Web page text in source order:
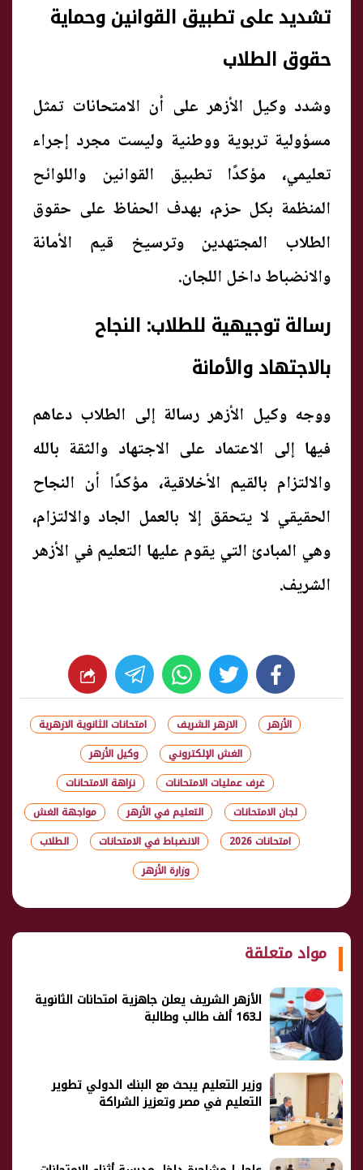
تشديد على تطبيق القوانين وحماية
حقوق الطلاب
وشدد وكيل الأزهر على أن الامتحانات تمثل
مسؤولية تربوية ووطنية وليست مجرد إجراء
تعليمي، مؤكدًا تطبيق القوانين واللوائح
المنظمة بكل حزم، بهدف الحفاظ على حقوق
الطلاب المجتهدين وترسيخ قيم الأمانة
والانضباط داخل اللجان.
رسالة توجيهية للطلاب: النجاح
بالاجتهاد والأمانة
ووجه وكيل الأزهر رسالة إلى الطلاب دعاهم
فيها إلى الاعتماد على الاجتهاد والثقة بالله
والالتزام بالقيم الأخلاقية، مؤكدًا أن النجاح
الحقيقي لا يتحقق إلا بالعمل الجاد والالتزام،
وهي المبادئ التي يقوم عليها التعليم في الأزهر
الشريف.
facebook
twitter
whats
الأزهر الازهر الشريف
امتحانات الثانوية الازهرية
الغش الإلكتروني
وكيل الأزهر
غرف عمليات الامتحانات
نزاهة الامتحانات
لجان الامتحانات
التعليم في الأزهر
مواجهة الغش
امتحانات 2026
الانضباط في الامتحانات
الطلاب
وزارة الأزهر
مواد متعلقة
الأزهر الشريف يعلن جاهزية امتحانات الثانوية
لـ163 ألف طالب وطالبة
وزير التعليم يبحث مع البنك الدولي تطوير
التعليم في مصر وتعزيز الشراكة